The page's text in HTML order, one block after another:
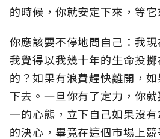
的時候，你就安定下來，等它
你應該要不停地問自己：我
我覺得以我幾十年的生命投
的？如果有浪費趕快離開，
下去。一旦你有了定力，你
一的心態，立下自己如果沒
的決心，畢竟在這個市場上